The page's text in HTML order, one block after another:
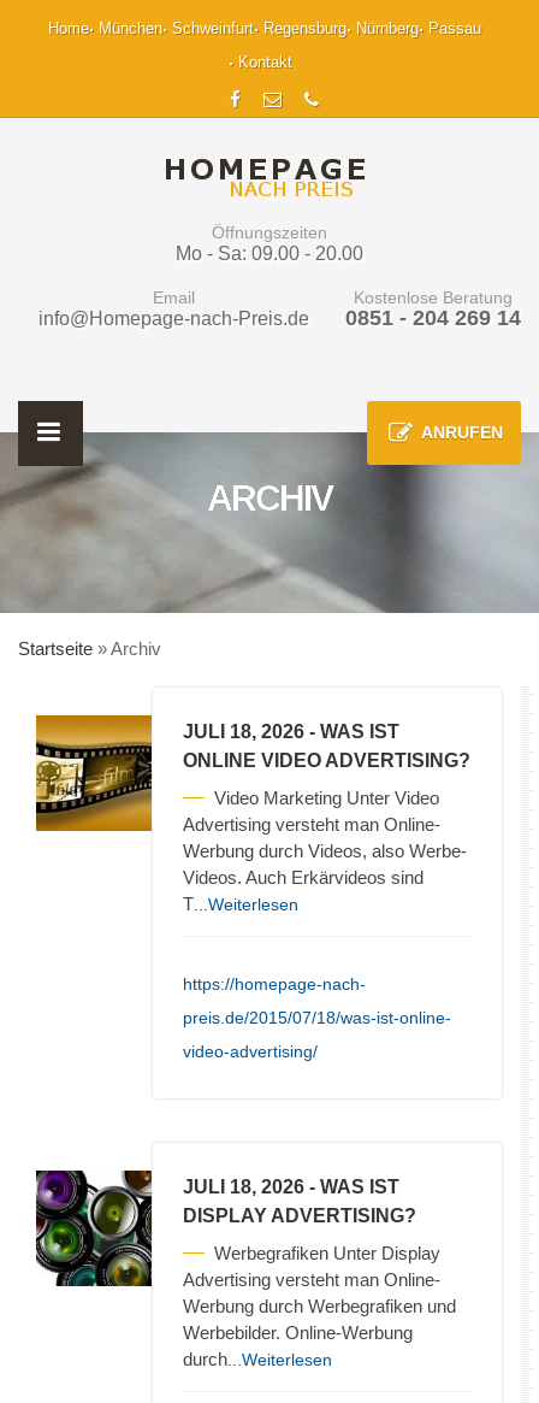
Home München Schweinfurt Regensburg Nürnberg
Passau
Kontakt
Öffnungszeiten
Mo - Sa: 09.00 - 20.00
Email
info@Homepage-nach-Preis.de
Kostenlose Beratung
0851 - 204 269 14
ANRUFEN
ARCHIV
Startseite »Archiv
JULI 18, 2026 - WAS IST
ONLINE VIDEO ADVERTISING?
Video Marketing Unter Video
Advertising versteht man Online-
Werbung durch Videos, also Werbe-
Videos. Auch Erkärvideos sind
T ...Weiterlesen
https://homepage-nach-
preis.de/2015/07/18/was-ist-online-
video-advertising/
JULI 18, 2026 - WAS IST
DISPLAY ADVERTISING?
Werbegrafiken Unter Display
Advertising versteht man Online-
Werbung durch Werbegrafiken und
Werbebilder. Online-Werbung
durch ...Weiterlesen